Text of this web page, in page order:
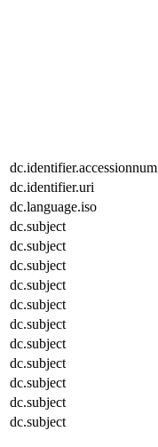
dc.identifier.accessionnum
dc.identifier.uri
dc.language.iso
dc.subject
dc.subject
dc.subject
dc.subject
dc.subject
dc.subject
dc.subject
dc.subject
dc.subject
dc.subject
dc.subject